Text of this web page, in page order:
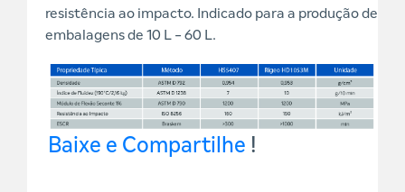
resistência ao impacto. Indicado para a produção de
embalagens de 10 L - 60 L.
Baixe e Compartilhe !